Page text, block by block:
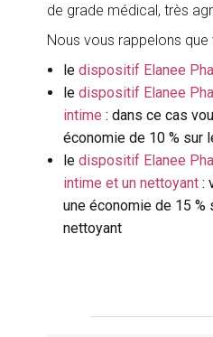
de grade médical, très
Nous vous rappelons
le dispositif Elanee
le dispositif Elanee
intime : dans ce cas
économie de 10 % sur
le dispositif Elanee
intime et un nettoyant :
une économie de 15
nettoyant